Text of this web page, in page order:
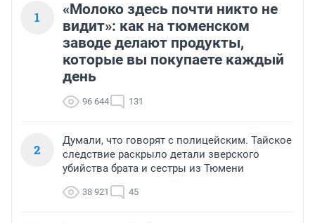
1
«Молоко здесь почти никто не
видит»: как на тюменском
заводе делают продукты,
которые вы покупаете каждый
день
96 644 131
2
Думали, что говорят с полицейским. Тайское
следствие раскрыло детали зверского
убийства брата и сестры из Тюмени
38 921 45